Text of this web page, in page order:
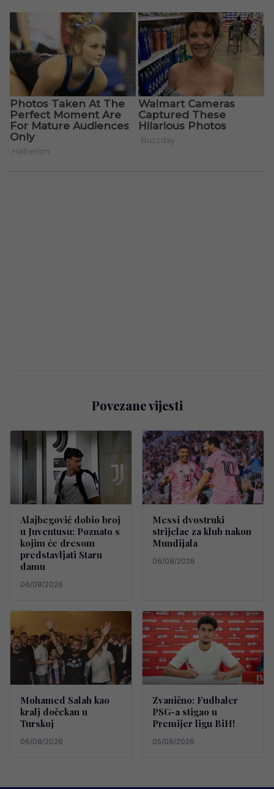
Povezane vijesti
Alajbegović dobio broj
u Juventusu: Poznato s
kojim će dresom
predstavljati Staru
damu
06/08/2026
Messi dvostruki
strijelac za klub nakon
Mundijala
06/08/2026
Mohamed Salah kao
kralj dočekan u
Turskoj
06/08/2026
Zvanično: Fudbaler
PSG-a stigao u
Premijer ligu BiH!
05/08/2026